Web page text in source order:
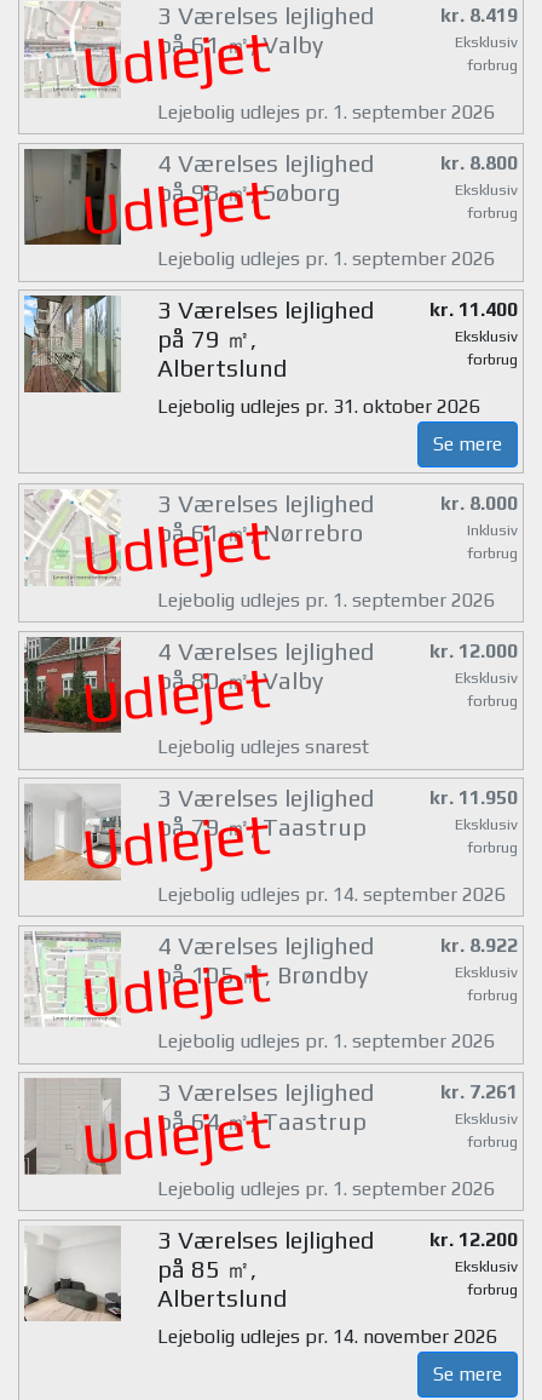
Udlejet
3 Værelses lejlighed
på 61 ㎡, Valby
kr. 8.419
Eksklusiv
forbrug
Lejebolig udlejes pr. 1. september 2026
Udlejet
4 Værelses lejlighed
på 98 ㎡, Søborg
kr. 8.800
Eksklusiv
forbrug
Lejebolig udlejes pr. 1. september 2026
3 Værelses lejlighed
på 79 ㎡,
Albertslund
kr. 11.400
Eksklusiv
forbrug
Lejebolig udlejes pr. 31. oktober 2026
Se mere
Udlejet
3 Værelses lejlighed
på 61 ㎡, Nørrebro
kr. 8.000
Inklusiv
forbrug
Lejebolig udlejes pr. 1. september 2026
Udlejet
4 Værelses lejlighed
på 80 ㎡, Valby
kr. 12.000
Eksklusiv
forbrug
Lejebolig udlejes snarest
Udlejet
3 Værelses lejlighed
på 79 ㎡, Taastrup
kr. 11.950
Eksklusiv
forbrug
Lejebolig udlejes pr. 14. september 2026
Udlejet
4 Værelses lejlighed
på 105 ㎡, Brøndby
kr. 8.922
Eksklusiv
forbrug
Lejebolig udlejes pr. 1. september 2026
Udlejet
3 Værelses lejlighed
på 64 ㎡, Taastrup
kr. 7.261
Eksklusiv
forbrug
Lejebolig udlejes pr. 1. september 2026
3 Værelses lejlighed
på 85 ㎡,
Albertslund
kr. 12.200
Eksklusiv
forbrug
Lejebolig udlejes pr. 14. november 2026
Se mere